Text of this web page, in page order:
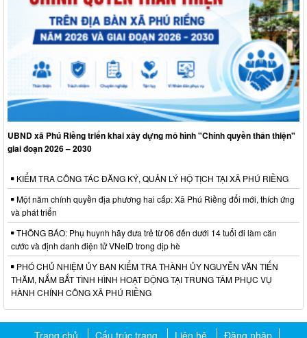
UBND xã Phú Riềng triển khai xây dựng mô hình "Chính quyền thân thiện"
giai đoạn 2026 – 2030
KIỂM TRA CÔNG TÁC ĐĂNG KÝ, QUẢN LÝ HỘ TỊCH TẠI XÃ PHÚ RIỀNG
Một năm chính quyền địa phương hai cấp: Xã Phú Riềng đổi mới, thích ứng
và phát triển
THÔNG BÁO: Phụ huynh hãy đưa trẻ từ 06 đến dưới 14 tuổi đi làm căn
cước và định danh điện tử VNeID trong dịp hè
PHÓ CHỦ NHIỆM ỦY BAN KIỂM TRA THÀNH ỦY NGUYỄN VĂN TIẾN
THĂM, NẮM BẮT TÌNH HÌNH HOẠT ĐỘNG TẠI TRUNG TÂM PHỤC VỤ
HÀNH CHÍNH CÔNG XÃ PHÚ RIỀNG
Trang chủ Cấu trúc trang Liên hệ Đăng nhập